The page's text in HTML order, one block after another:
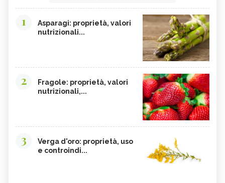
1
Asparagi: proprietà, valori
nutrizionali...
2
Fragole: proprietà, valori
nutrizionali,...
3
Verga d'oro: proprietà, uso
e controindi...